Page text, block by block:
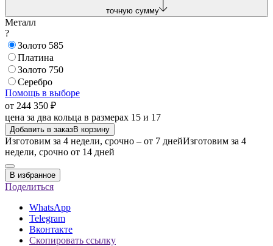
точную сумму
Металл
?
Золото 585
Платина
Золото 750
Серебро
Помощь в выборе
от 244 350 ₽
цена за два кольца в размерах 15 и 17
Добавить в заказВ корзину
Изготовим за 4 недели, срочно – от 7 днейИзготовим за 4
недели, срочно от 14 дней
В избранное
Поделиться
WhatsApp
Telegram
Вконтакте
Скопировать ссылку